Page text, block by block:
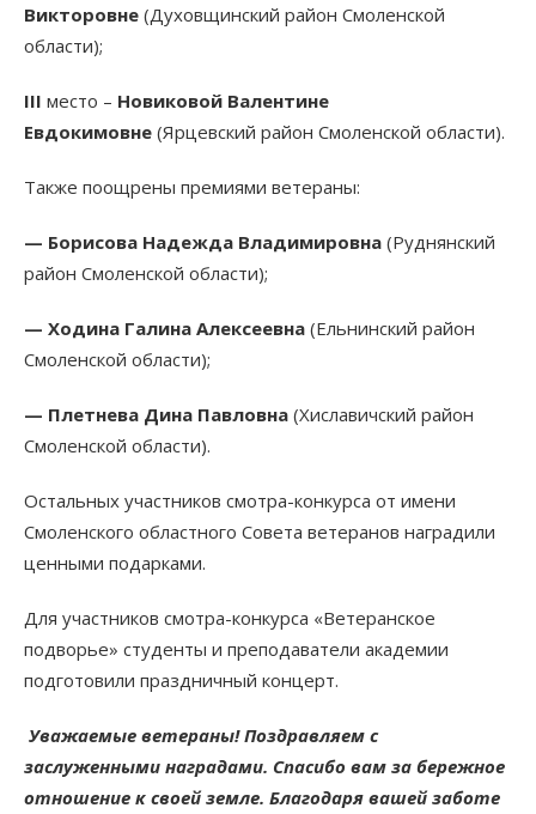
Викторовне (Духовщинский район Смоленской
области);
III место – Новиковой Валентине
Евдокимовне (Ярцевский район Смоленской области).
Также поощрены премиями ветераны:
— Борисова Надежда Владимировна (Руднянский
район Смоленской области);
— Ходина Галина Алексеевна (Ельнинский район
Смоленской области);
— Плетнева Дина Павловна (Хиславичский район
Смоленской области).
Остальных участников смотра-конкурса от имени
Смоленского областного Совета ветеранов наградили
ценными подарками.
Для участников смотра-конкурса «Ветеранское
подворье» студенты и преподаватели академии
подготовили праздничный концерт.
Уважаемые ветераны! Поздравляем с
заслуженными наградами. Спасибо вам за бережное
отношение к своей земле. Благодаря вашей заботе